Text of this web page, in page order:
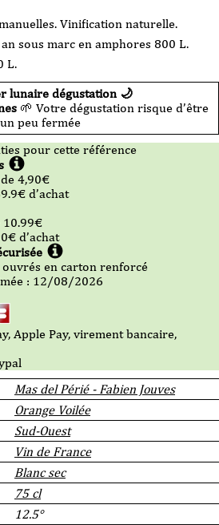
Vinification naturelle.
sous marc en amphores 800 L.
L.
lunaire dégustation 🌙
🌱 Votre dégustation risque d’être
un peu fermée
Mas del Périé - Fabien Jouves
Orange Voilée
Sud-Ouest
Vin de France
Blanc sec
75 cl
12.5°
pour cette référence
4,90€
€ d’achat
€
€ d’achat
en carton renforcé
: 12/08/2026
Apple Pay, virement bancaire,